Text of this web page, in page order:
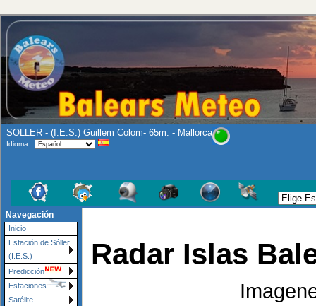
SOLLER - (I.E.S.) Guillem Colom- 65m. - Mallorca
Idioma:
Navegación
Inicio
Estación de Sóller
(I.E.S.)
Predicción
Estaciones
Satélite
Radar Islas